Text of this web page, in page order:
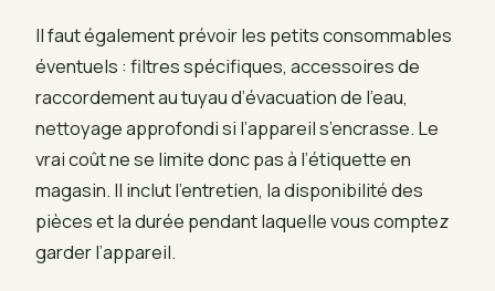
Il faut également prévoir les petits consommables
éventuels : filtres spécifiques, accessoires de
raccordement au tuyau d’évacuation de l’eau,
nettoyage approfondi si l’appareil s’encrasse. Le
vrai coût ne se limite donc pas à l’étiquette en
magasin. Il inclut l’entretien, la disponibilité des
pièces et la durée pendant laquelle vous comptez
garder l’appareil.